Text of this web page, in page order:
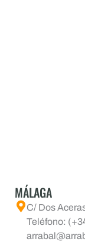
MÁLAGA
C/ Dos
Teléfono: